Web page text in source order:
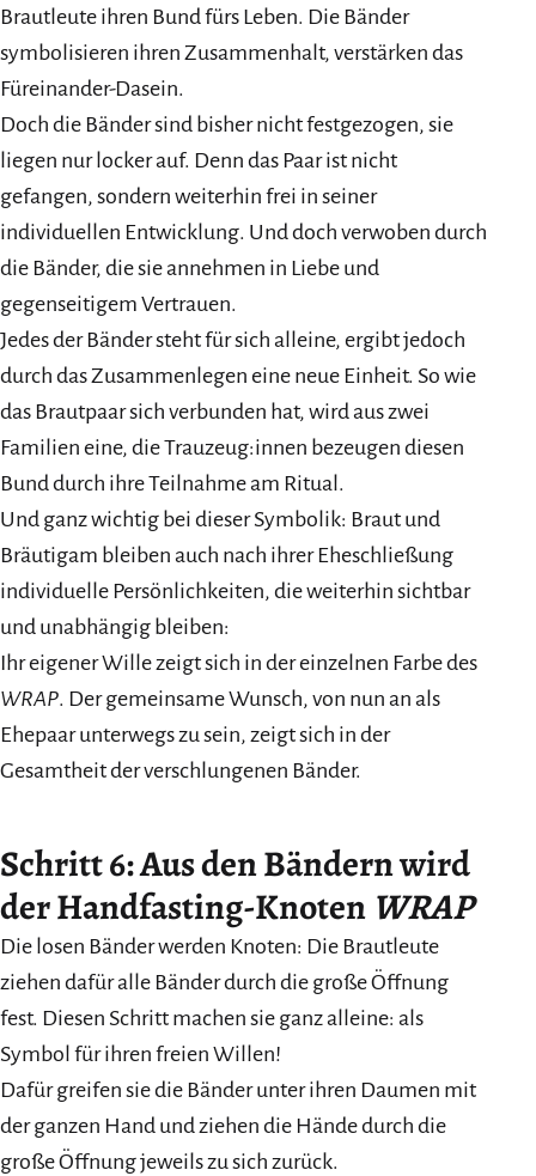
Brautleute ihren Bund fürs Leben. Die Bänder
symbolisieren ihren Zusammenhalt, verstärken das
Füreinander-Dasein.
Doch die Bänder sind bisher nicht festgezogen, sie
liegen nur locker auf. Denn das Paar ist nicht
gefangen, sondern weiterhin frei in seiner
individuellen Entwicklung. Und doch verwoben durch
die Bänder, die sie annehmen in Liebe und
gegenseitigem Vertrauen.
Jedes der Bänder steht für sich alleine, ergibt jedoch
durch das Zusammenlegen eine neue Einheit. So wie
das Brautpaar sich verbunden hat, wird aus zwei
Familien eine, die Trauzeug:innen bezeugen diesen
Bund durch ihre Teilnahme am Ritual.
Und ganz wichtig bei dieser Symbolik: Braut und
Bräutigam bleiben auch nach ihrer Eheschließung
individuelle Persönlichkeiten, die weiterhin sichtbar
und unabhängig bleiben:
Ihr eigener Wille zeigt sich in der einzelnen Farbe des
WRAP. Der gemeinsame Wunsch, von nun an als
Ehepaar unterwegs zu sein, zeigt sich in der
Gesamtheit der verschlungenen Bänder.
Schritt 6: Aus den Bändern wird
der Handfasting-Knoten WRAP
Die losen Bänder werden Knoten: Die Brautleute
ziehen dafür alle Bänder durch die große Öffnung
fest. Diesen Schritt machen sie ganz alleine: als
Symbol für ihren freien Willen!
Dafür greifen sie die Bänder unter ihren Daumen mit
der ganzen Hand und ziehen die Hände durch die
große Öffnung jeweils zu sich zurück.